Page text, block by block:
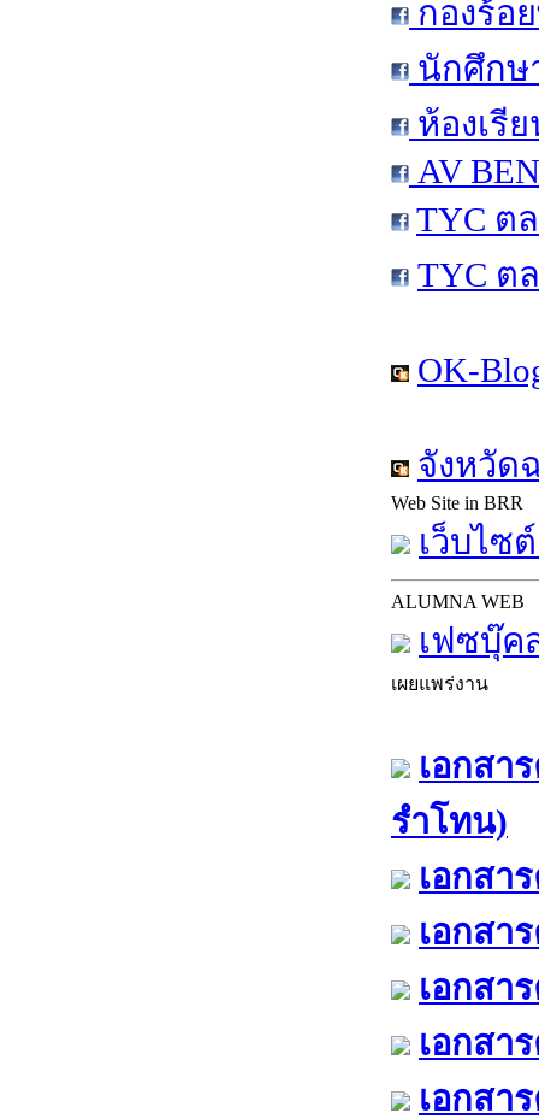
กองร้อ
นักศึกษ
ห้องเรี
AV
TYC ต
TYC ต
OK-
จังหวัด
Web Site in BRR
เว็บไซ
ALUMNA WEB
เฟซบุ๊ค
เผยแพร่งาน
เอกสา
รำโทน)
เอกสา
เอกสา
เอกสา
เอกสา
เอกสา